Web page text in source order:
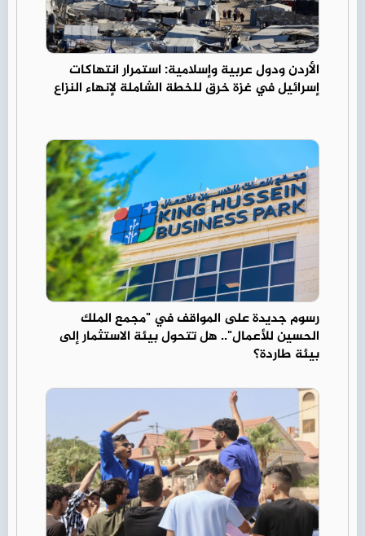
الأردن ودول عربية وإسلامية: استمرار انتهاكات
إسرائيل في غزة خرق للخطة الشاملة لإنهاء النزاع
رسوم جديدة على المواقف في "مجمع الملك
الحسين للأعمال".. هل تتحول بيئة الاستثمار إلى
بيئة طاردة؟